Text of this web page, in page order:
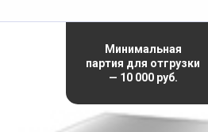
Минимальная
партия для отгрузки
— 10 000 руб.